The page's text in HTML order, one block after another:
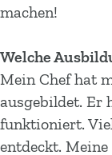
machen!
Welche
Mein Chef hat
ausgebildet. Er
funktioniert.
entdeckt.